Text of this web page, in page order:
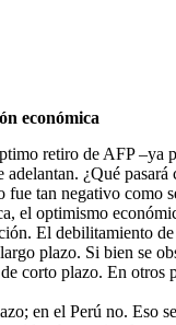
económica
retiro de AFP –ya
¿Qué pasará
tan negativo como
el optimismo
El debilitamiento
plazo. Si bien se
corto plazo. En otros
en el Perú no. Eso